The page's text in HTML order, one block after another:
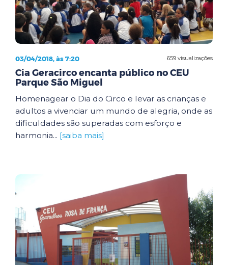
659 visualizações
03/04/2018, às 7:20
Cia Geracirco encanta público no CEU
Parque São Miguel
Homenagear o Dia do Circo e levar as crianças e
adultos a vivenciar um mundo de alegria, onde as
dificuldades são superadas com esforço e
harmonia... [saiba mais]